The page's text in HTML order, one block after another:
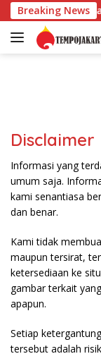
Langsung
ke
konten
Breaking News
Garda Solusi
Disclaimer
Informasi yang
umum saja.
kami senantiasa
dan benar.
Kami tidak
maupun tersirat,
ketersediaan ke
gambar terkait
apapun.
Setiap
tersebut adalah